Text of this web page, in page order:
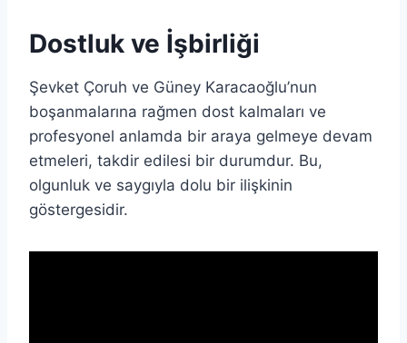
Dostluk ve İşbirliği
Şevket Çoruh ve Güney Karacaoğlu’nun
boşanmalarına rağmen dost kalmaları ve
profesyonel anlamda bir araya gelmeye devam
etmeleri, takdir edilesi bir durumdur. Bu,
olgunluk ve saygıyla dolu bir ilişkinin
göstergesidir.